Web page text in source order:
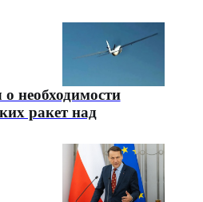
необходимости
ракет над